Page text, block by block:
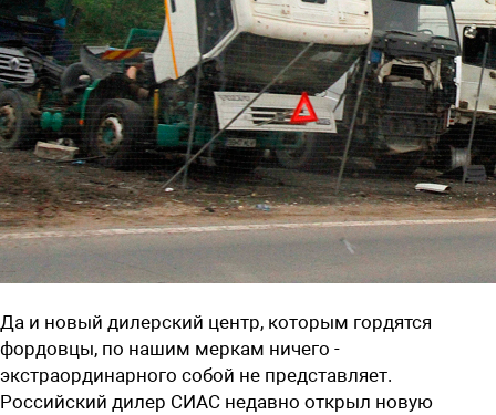
Да и новый дилерский центр, которым гордятся
фордовцы, по нашим меркам ничего ­
экстраординарного собой не представляет.
Российский дилер ­СИАС недавно открыл новую